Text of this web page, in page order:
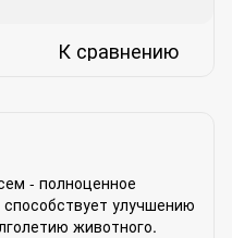
К сравнению
- полноценное
улучшению
животного.